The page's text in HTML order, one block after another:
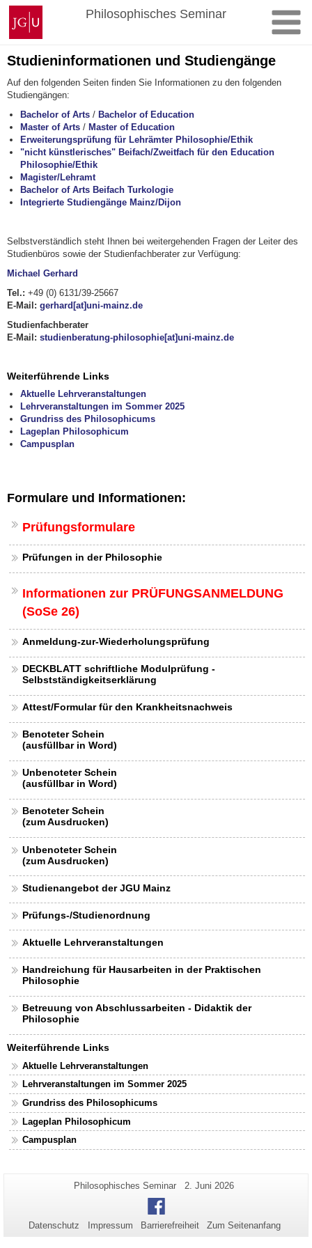
Zum
Inhalt
springen
Johannes
Gutenberg-
Universität
Mainz
Philosophisches Seminar
Studieninformationen und Studiengänge
Auf den folgenden Seiten finden Sie Informationen zu den folgenden
Studiengängen:
Bachelor of Arts /Bachelor of Education
Master of Arts /Master of Education
Erweiterungsprüfung für Lehrämter Philosophie/Ethik
"nicht künstlerisches" Beifach/Zweitfach für den Education
Philosophie/Ethik
Magister/Lehramt
Bachelor of Arts Beifach Turkologie
Integrierte Studiengänge Mainz/Dijon
Selbstverständlich steht Ihnen bei weitergehenden Fragen der Leiter des
Studienbüros sowie der Studienfachberater zur Verfügung:
Michael Gerhard
Tel.: +49 (0) 6131/39-25667
E-Mail: gerhard[at]uni-mainz.de
Studienfachberater
E-Mail: studienberatung-philosophie[at]uni-mainz.de
Weiterführende Links
Aktuelle Lehrveranstaltungen
Lehrveranstaltungen im Sommer 2025
Grundriss des Philosophicums
Lageplan Philosophicum
Campusplan
Formulare und Informationen:
Prüfungsformulare
Prüfungen in der Philosophie
Informationen zur PRÜFUNGSANMELDUNG
(SoSe 26)
Anmeldung-zur-Wiederholungsprüfung
DECKBLATT schriftliche Modulprüfung -
Selbstständigkeitserklärung
Attest/Formular für den Krankheitsnachweis
Benoteter Schein
(ausfüllbar in Word)
Unbenoteter Schein
(ausfüllbar in Word)
Benoteter Schein
(zum Ausdrucken)
Unbenoteter Schein
(zum Ausdrucken)
Studienangebot der JGU Mainz
Prüfungs-/Studienordnung
Aktuelle Lehrveranstaltungen
Handreichung für Hausarbeiten in der Praktischen
Philosophie
Betreuung von Abschlussarbeiten - Didaktik der
Philosophie
Weiterführende Links
Aktuelle Lehrveranstaltungen
Lehrveranstaltungen im Sommer 2025
Grundriss des Philosophicums
Lageplan Philosophicum
Campusplan
Zusätzliche
Informationen
zu
dieser
Seiten-
Philosophisches Seminar
Letzte
2. Juni 2026
Facebook
Datenschutz Impressum Barrierefreiheit Zum Seitenanfang